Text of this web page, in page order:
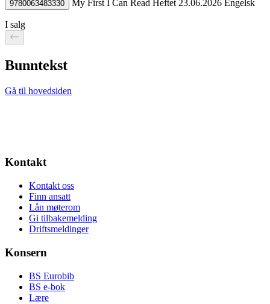
9780063483330 My First I Can Read Heftet 23.06.2026 Engelsk
I salg
Bunntekst
Gå til hovedsiden
Kontakt
Kontakt oss
Finn ansatt
Lån møterom
Gi tilbakemelding
Driftsmeldinger
Konsern
BS Eurobib
BS e-bok
Lære